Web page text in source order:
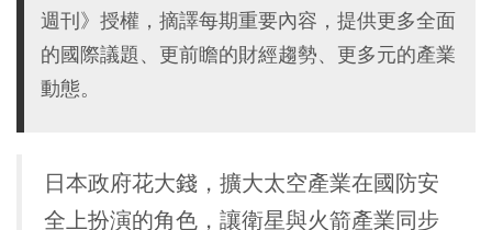
週刊》授權，摘譯每期重要內容，提供更多全面
的國際議題、更前瞻的財經趨勢、更多元的產業
動態。
日本政府花大錢，擴大太空產業在國防安
全上扮演的角色，讓衛星與火箭產業同步